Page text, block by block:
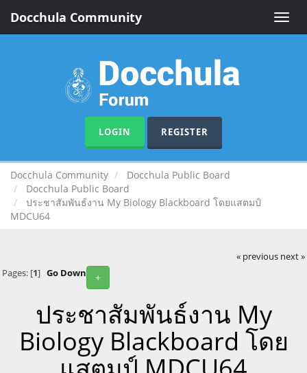
Toggle
Docchula Community
LOGIN REGISTER
Docchula Community
Docchula Public Board
Docchula Public Board
ประชาสัมพันธ์งาน My Biology Blackboard โดยแสตมป์
MDCU64
« previous next »
+
Pages: [1] Go Down
ประชาสัมพันธ์งาน My
Biology Blackboard โดย